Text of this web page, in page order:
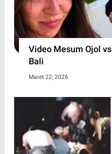
Video Mesum Ojol
Bali
Maret 22, 2026